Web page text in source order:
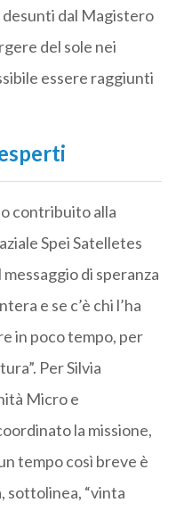
dal Magistero
del sole nei
essere raggiunti
contribuito alla
Spei Satelletes
di speranza
e se c’è chi l’ha
in poco tempo, per
Per Silvia
Micro e
la missione,
tempo così breve è
sottolinea, “vinta